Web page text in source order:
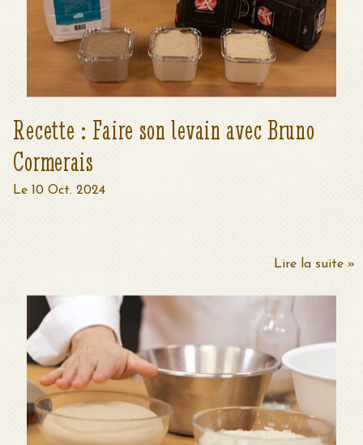
Recette : Faire son levain avec Bruno
Cormerais
Le 10 Oct. 2024
Lire la suite »